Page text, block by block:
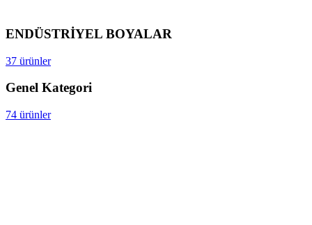
ENDÜSTRİYEL BOYALAR
37 ürünler
Genel Kategori
74 ürünler